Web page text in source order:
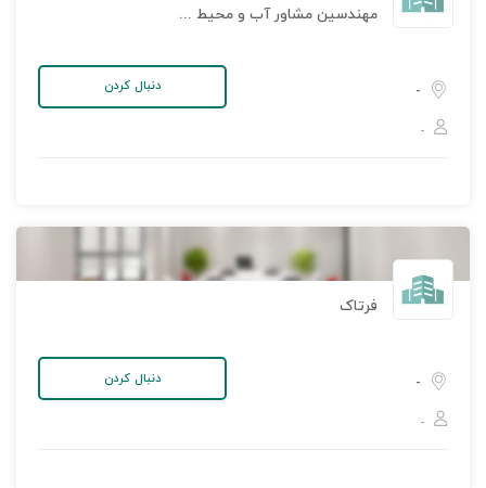
مهندسین مشاور آب و محیط خاورمیانه
-
-
دنبال کردن
فرتاک
-
-
دنبال کردن